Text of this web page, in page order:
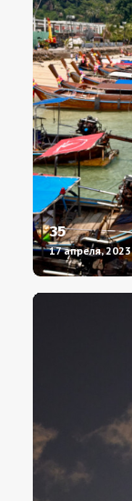
35
17 апреля, 2023